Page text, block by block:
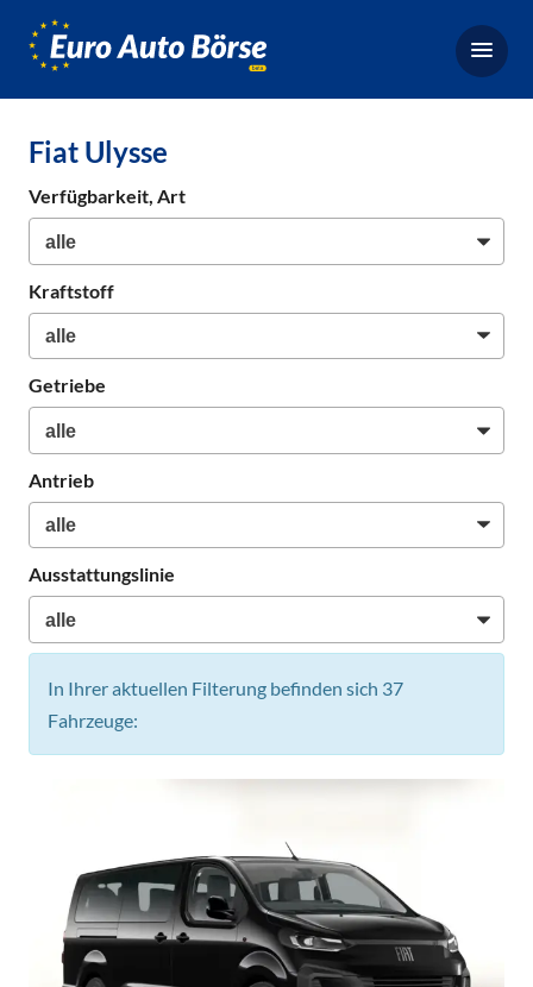
Börse,
Neuwagen
Fiat Ulysse
Verfügbarkeit, Art
Kraftstoff
Getriebe
Antrieb
Ausstattungslinie
In Ihrer aktuellen Filterung befinden sich 37
Fahrzeuge: